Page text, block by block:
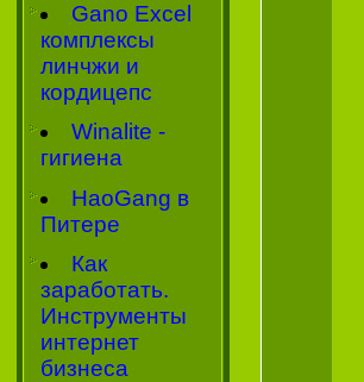
Gano Excel
комплексы
линчжи и
кордицепс
Winalite -
гигиена
HaoGang в
Питере
Как
заработать.
Инструменты
интернет
бизнеса